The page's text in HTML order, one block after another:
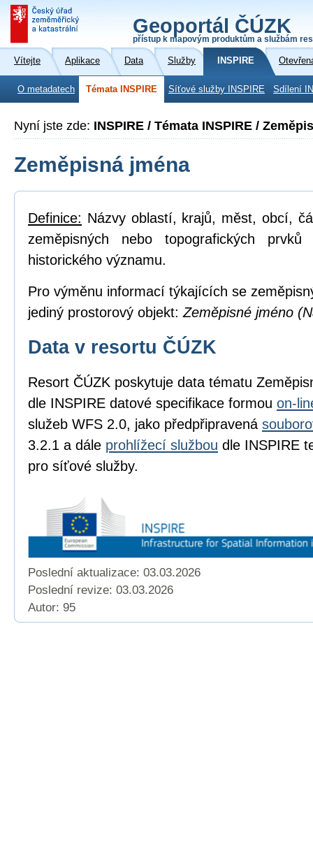
Geoportál ČÚZK
přístup k mapovým produktům a službám
Vítejte Aplikace Data Služby INSPIRE
O metadatech Témata INSPIRE Síťové služby INSPIRE Sdílení
Nyní jste zde: INSPIRE / Témata INSPIRE /
Zeměpisná jména
Definice: Názvy oblastí, krajů, měst, obcí,
zeměpisných nebo topografických
historického významu.
Pro výměnu informací týkajících se
jediný prostorový objekt: Zeměpisné jméno
Data v resortu ČÚZK
Resort ČÚZK poskytuje data tématu
dle INSPIRE datové specifikace formou on-
služeb WFS 2.0, jako předpřipravená
3.2.1 a dále prohlížecí službou dle INSPIRE
pro síťové služby.
Poslední aktualizace: 03.03.2026
Poslední revize: 03.03.2026
Autor: 95